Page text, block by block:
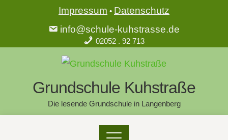
Impressum • Datenschutz
info@schule-kuhstrasse.de
02052 . 92 713
Grundschule Kuhstraße
Die lesende Grundschule in Langenberg